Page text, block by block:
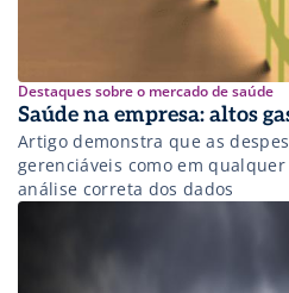
Destaques sobre o mercado de saúde
Saúde na empresa: altos
Artigo demonstra que as
gerenciáveis como em
análise correta dos dados